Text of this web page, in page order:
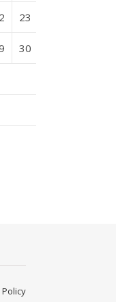
23
30